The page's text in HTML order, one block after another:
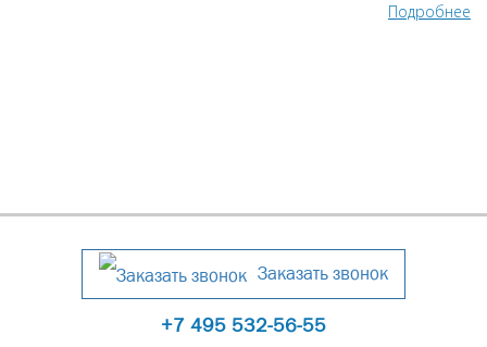
Подробнее
Заказать звонок
+7 495 532-56-55